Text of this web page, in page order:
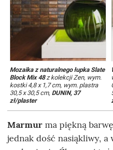
Mozaika z naturalnego łupka Slate
Block Mix 48z kolekcji Zen, wym.
kostki 4,8 x 1,7 cm, wym. plastra
30,5 x 30,5 cm, DUNIN, 37
zł/plaster
Marmur ma piękną
jednak dość nasiąkliwy,